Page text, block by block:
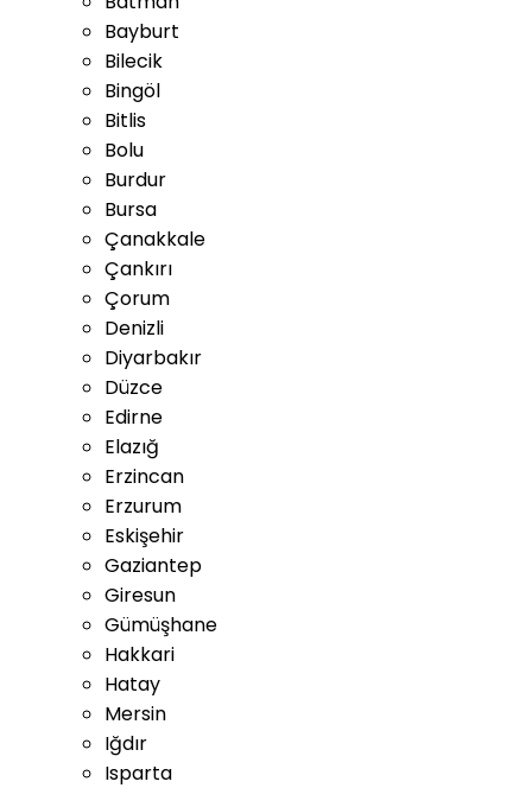
Bayburt
Bilecik
Bingöl
Bitlis
Bolu
Burdur
Bursa
Çanakkale
Çankırı
Çorum
Denizli
Diyarbakır
Düzce
Edirne
Elazığ
Erzincan
Erzurum
Eskişehir
Gaziantep
Giresun
Gümüşhane
Hakkari
Hatay
Mersin
Iğdır
Isparta